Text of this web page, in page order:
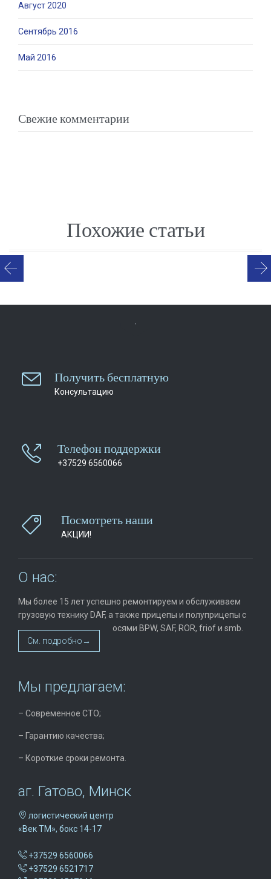
Август 2020
Сентябрь 2016
Май 2016
Свежие комментарии
Похожие статьи
 Получить бесплатную
Консультацию
 Телефон поддержки
+37529 6560066
 Посмотреть наши
АКЦИИ!
О нас:
Мы более 15 лет успешно ремонтируем и обслуживаем
грузовую технику DAF, а также прицепы и полуприцепы с
осями BPW, SAF, ROR, friof и smb.
См. подробно→
Мы предлагаем:
– Современное СТО;
– Гарантию качества;
– Короткие сроки ремонта.
аг. Гатово, Минск
 логистический центр
«Век ТМ», бокс 14-17
 +37529 6560066
 +37529 6521717